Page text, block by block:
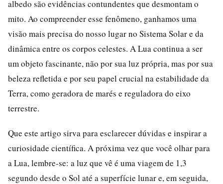
albedo são evidências contundentes que desmontam o
mito. Ao compreender esse fenômeno, ganhamos uma
visão mais precisa do nosso lugar no Sistema Solar e da
dinâmica entre os corpos celestes. A Lua continua a ser
um objeto fascinante, não por sua luz própria, mas por sua
beleza refletida e por seu papel crucial na estabilidade da
Terra, como geradora de marés e reguladora do eixo
terrestre.
Que este artigo sirva para esclarecer dúvidas e inspirar a
curiosidade científica. A próxima vez que você olhar para
a Lua, lembre-se: a luz que vê é uma viagem de 1,3
segundo desde o Sol até a superfície lunar e, em seguida,